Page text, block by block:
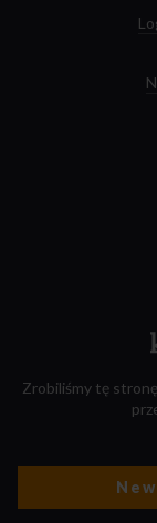
Zrobiliśmy tę